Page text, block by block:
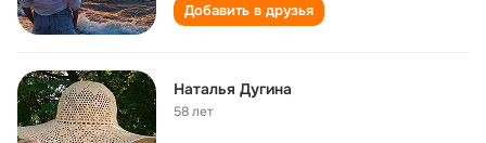
Добавить в друзья
Наталья Дугина
58 лет